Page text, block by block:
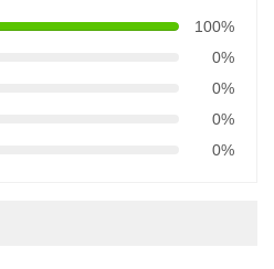
100%
0%
0%
0%
0%